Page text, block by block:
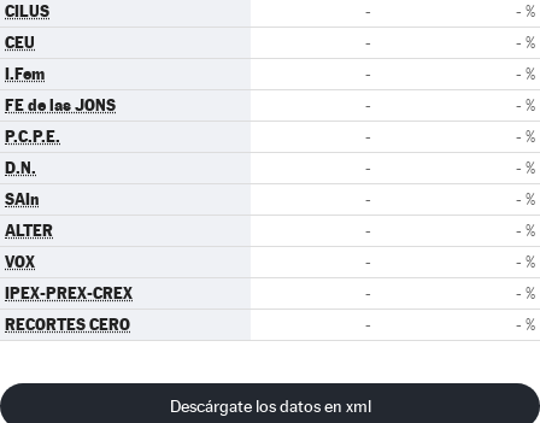
CILUS - - %
CEU - - %
I.Fem - - %
FE de las JONS - - %
P.C.P.E. - - %
D.N. - - %
SAIn - - %
ALTER - - %
VOX - - %
IPEX-PREX-CREX - - %
RECORTES CERO - - %
Descárgate los datos en xml